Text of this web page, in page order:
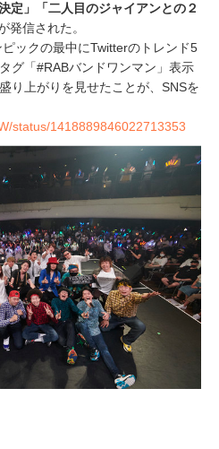
定」「二人目のジャイアンとの２
発信された。
ックの最中にTwitterのトレンド5
グ「#RABバンドワンマン」表示
り上がりを見せたことが、SNSを
status/1418889846022713353